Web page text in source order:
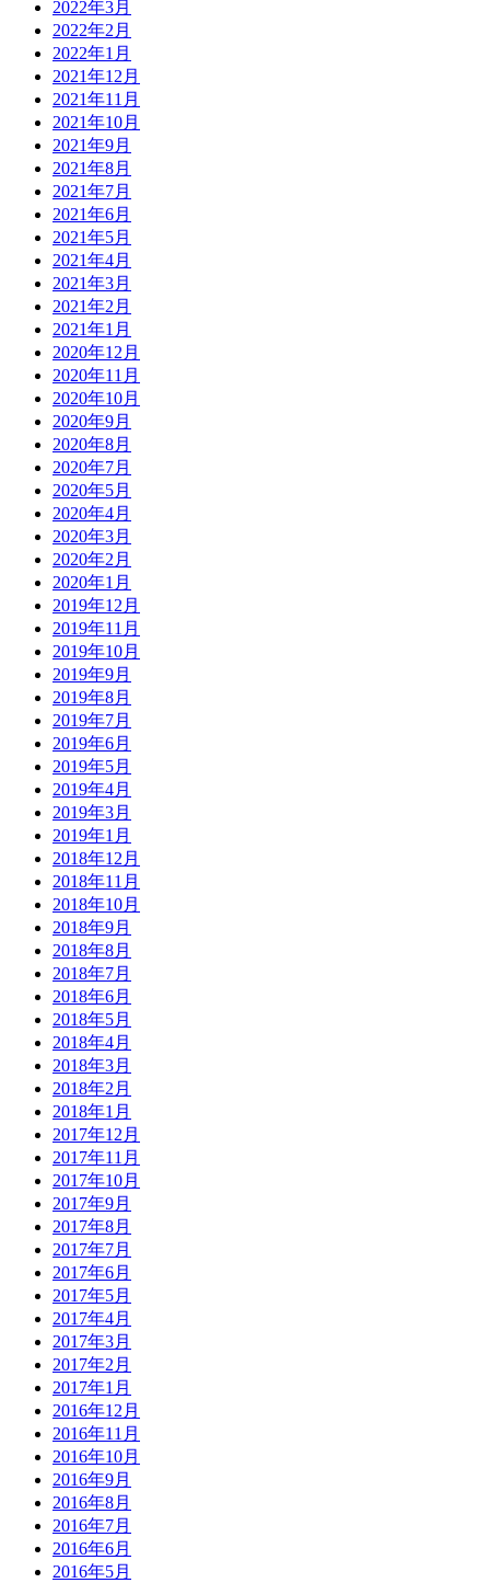
2022年3月
2022年2月
2022年1月
2021年12月
2021年11月
2021年10月
2021年9月
2021年8月
2021年7月
2021年6月
2021年5月
2021年4月
2021年3月
2021年2月
2021年1月
2020年12月
2020年11月
2020年10月
2020年9月
2020年8月
2020年7月
2020年5月
2020年4月
2020年3月
2020年2月
2020年1月
2019年12月
2019年11月
2019年10月
2019年9月
2019年8月
2019年7月
2019年6月
2019年5月
2019年4月
2019年3月
2019年1月
2018年12月
2018年11月
2018年10月
2018年9月
2018年8月
2018年7月
2018年6月
2018年5月
2018年4月
2018年3月
2018年2月
2018年1月
2017年12月
2017年11月
2017年10月
2017年9月
2017年8月
2017年7月
2017年6月
2017年5月
2017年4月
2017年3月
2017年2月
2017年1月
2016年12月
2016年11月
2016年10月
2016年9月
2016年8月
2016年7月
2016年6月
2016年5月